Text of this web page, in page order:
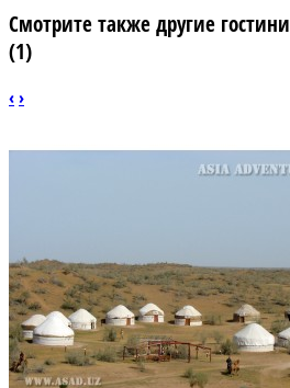
Смотрите также другие
(1)
‹›